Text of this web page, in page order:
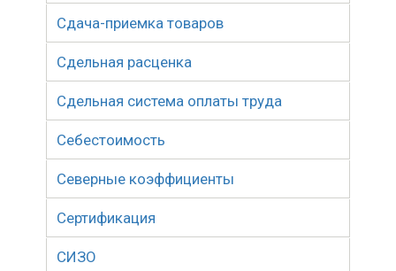
Сдача-приемка товаров
Сдельная расценка
Сдельная система оплаты труда
Себестоимость
Северные коэффициенты
Сертификация
СИЗО